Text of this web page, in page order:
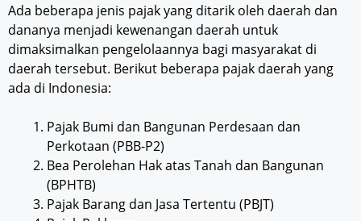
Ada beberapa jenis pajak yang ditarik oleh daerah dan
dananya menjadi kewenangan daerah untuk
dimaksimalkan pengelolaannya bagi masyarakat di
daerah tersebut. Berikut beberapa pajak daerah yang
ada di Indonesia:
Pajak Bumi dan Bangunan Perdesaan dan
Perkotaan (PBB-P2)
Bea Perolehan Hak atas Tanah dan Bangunan
(BPHTB)
Pajak Barang dan Jasa Tertentu (PBJT)